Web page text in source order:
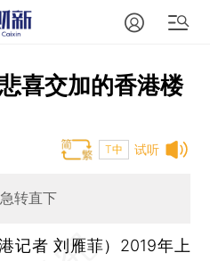
喜交加的香港楼
试听
T中
转直下
记者 刘雁菲） 2019年上